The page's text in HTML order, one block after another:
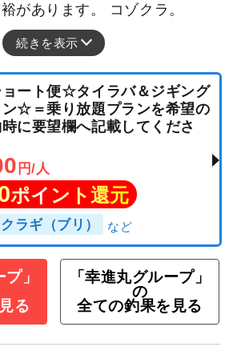
があります。 コゾクラ。
続きを表示
ート便☆タイラバ＆ジギング
☆＝乗り放題プランを希望の
に要望欄へ記載してくださ
円/人
ポイント還元
ラギ（ブリ）
」
る
「幸進丸グループ」
の
全ての釣果を見る